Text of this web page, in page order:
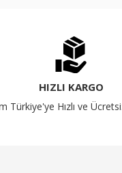
HIZLI KARGO
Türkiye'ye Hızlı ve